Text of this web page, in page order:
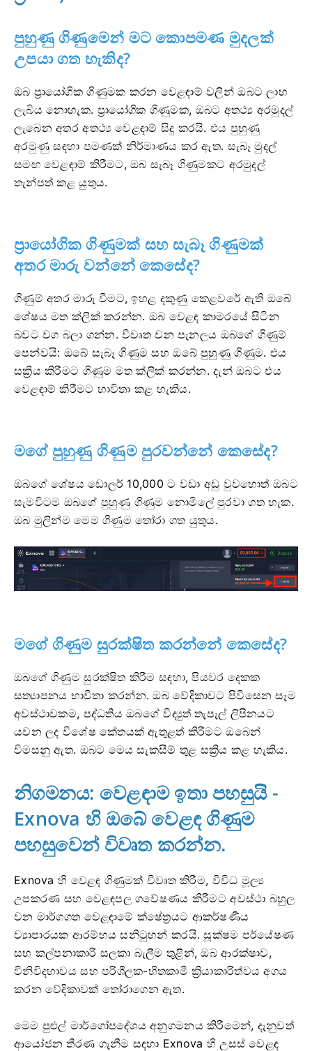
පුහුණු ගිණුමෙන් මට කොපමණ මුදලක්
උපයා ගත හැකිද?
ඔබ ප්‍රායෝගික ගිණුමක කරන වෙළඳාම් වලින් ඔබට ලාභ
ලැබිය නොහැක. ප්‍රායෝගික ගිණුමක, ඔබට අතථ්‍ය අරමුදල්
ලැබෙන අතර අතථ්‍ය වෙළඳාම් සිදු කරයි. එය පුහුණු
අරමුණු සඳහා පමණක් නිර්මාණය කර ඇත. සැබෑ මුදල්
සමඟ වෙළඳාම් කිරීමට, ඔබ සැබෑ ගිණුමකට අරමුදල්
තැන්පත් කළ යුතුය.
ප්‍රායෝගික ගිණුමක් සහ සැබෑ ගිණුමක්
අතර මාරු වන්නේ කෙසේද?
ගිණුම් අතර මාරු වීමට, ඉහළ දකුණු කෙළවරේ ඇති ඔබේ
ශේෂය මත ක්ලික් කරන්න. ඔබ වෙළඳ කාමරයේ සිටින
බවට වග බලා ගන්න. විවෘත වන පැනලය ඔබගේ ගිණුම්
පෙන්වයි: ඔබේ සැබෑ ගිණුම සහ ඔබේ පුහුණු ගිණුම. එය
සක්‍රිය කිරීමට ගිණුම මත ක්ලික් කරන්න. දැන් ඔබට එය
වෙළඳාම් කිරීමට භාවිතා කළ හැකිය.
මගේ පුහුණු ගිණුම පුරවන්නේ කෙසේද?
ඔබගේ ශේෂය ඩොලර් 10,000 ට වඩා අඩු වුවහොත් ඔබට
සැමවිටම ඔබගේ පුහුණු ගිණුම නොමිලේ පුරවා ගත හැක.
ඔබ මුලින්ම මෙම ගිණුම තෝරා ගත යුතුය.
මගේ ගිණුම සුරක්ෂිත කරන්නේ කෙසේද?
ඔබගේ ගිණුම සුරක්ෂිත කිරීම සඳහා, පියවර දෙකක
සත්‍යාපනය භාවිතා කරන්න. ඔබ වේදිකාවට පිවිසෙන සෑම
අවස්ථාවකම, පද්ධතිය ඔබගේ විද්‍යුත් තැපැල් ලිපිනයට
යවන ලද විශේෂ කේතයක් ඇතුළත් කිරීමට ඔබෙන්
විමසනු ඇත. ඔබට මෙය සැකසීම් තුළ සක්‍රිය කළ හැකිය.
නිගමනය: වෙළඳාම ඉතා පහසුයි -
Exnova හි ඔබේ වෙළඳ ගිණුම
පහසුවෙන් විවෘත කරන්න.
Exnova හි වෙළඳ ගිණුමක් විවෘත කිරීම, විවිධ මූල්‍ය
උපකරණ සහ වෙළඳපල ගවේෂණය කිරීමට අවස්ථා බහුල
වන මාර්ගගත වෙළඳාමේ ක්ෂේත්‍රයට ආකර්ෂණීය
ව්‍යාපාරයක ආරම්භය සනිටුහන් කරයි. සූක්ෂම පර්යේෂණ
සහ කල්පනාකාරී සලකා බැලීම තුළින්, ඔබ ආරක්ෂාව,
විනිවිදභාවය සහ පරිශීලක-හිතකාමී ක්‍රියාකාරිත්වය අගය
කරන වේදිකාවක් තෝරාගෙන ඇත.
මෙම පුළුල් මාර්ගෝපදේශය අනුගමනය කිරීමෙන්, දැනුවත්
ආයෝජන තීරණ ගැනීම සඳහා Exnova හි උසස් වෙළඳ